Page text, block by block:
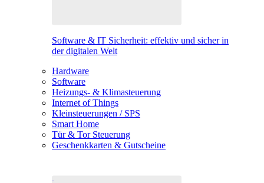
Software & IT Sicherheit: effektiv und sicher in
der digitalen Welt
Hardware
Software
Heizungs- & Klimasteuerung
Internet of Things
Kleinsteuerungen / SPS
Smart Home
Tür & Tor Steuerung
Geschenkkarten & Gutscheine